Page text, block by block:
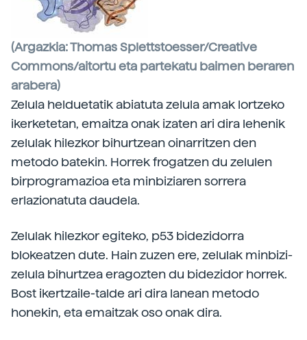
(Argazkia: Thomas Splettstoesser/Creative
Commons/aitortu eta partekatu baimen beraren
arabera)
Zelula helduetatik abiatuta zelula amak lortzeko
ikerketetan, emaitza onak izaten ari dira lehenik
zelulak hilezkor bihurtzean oinarritzen den
metodo batekin. Horrek frogatzen du zelulen
birprogramazioa eta minbiziaren sorrera
erlazionatuta daudela.
Zelulak hilezkor egiteko, p53 bidezidorra
blokeatzen dute. Hain zuzen ere, zelulak minbizi-
zelula bihurtzea eragozten du bidezidor horrek.
Bost ikertzaile-talde ari dira lanean metodo
honekin, eta emaitzak oso onak dira.